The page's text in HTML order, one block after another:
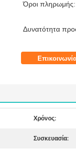
Όροι πληρωμής:
Δυνατότητα
Χρόνος:
Συσκευασία: